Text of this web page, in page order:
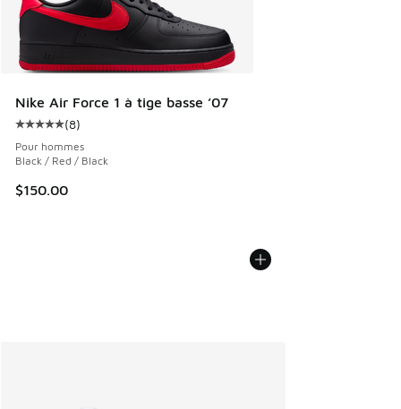
Nike Air Force 1 à tige basse ’07
Cote moyenne du client - [5 sur 5 étoiles], 8 commentaires
(8)
Pour hommes
Black / Red / Black
$150.00